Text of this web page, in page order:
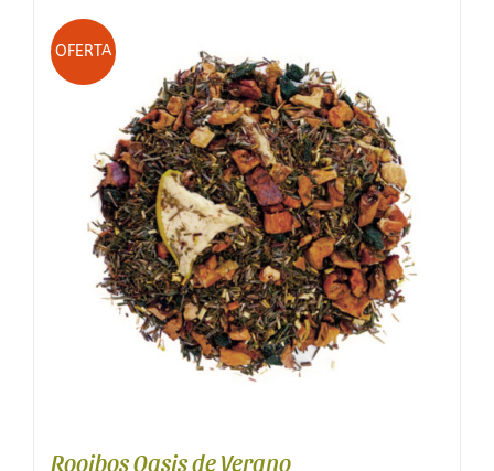
OFERTA
Rooibos Oasis de Verano